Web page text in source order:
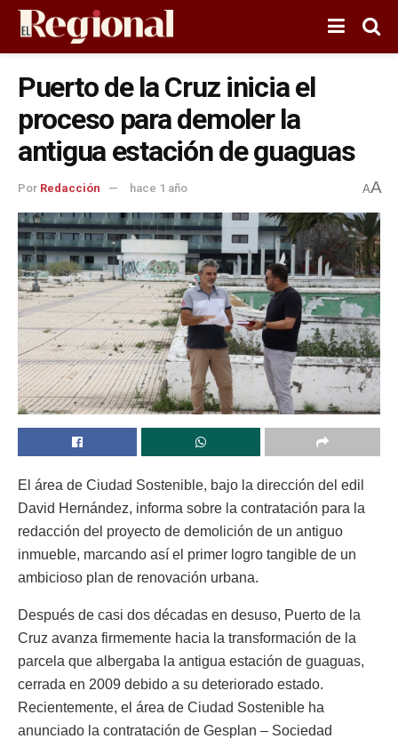
Puerto de la Cruz inicia el
proceso para demoler la
antigua estación de guaguas
Por Redacción hace 1 año AA
El área de Ciudad Sostenible, bajo la dirección del edil
David Hernández, informa sobre la contratación para la
redacción del proyecto de demolición de un antiguo
inmueble, marcando así el primer logro tangible de un
ambicioso plan de renovación urbana.
Después de casi dos décadas en desuso, Puerto de la
Cruz avanza firmemente hacia la transformación de la
parcela que albergaba la antigua estación de guaguas,
cerrada en 2009 debido a su deteriorado estado.
Recientemente, el área de Ciudad Sostenible ha
anunciado la contratación de Gesplan – Sociedad